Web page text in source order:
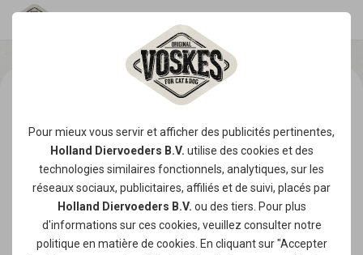
Pour mieux vous servir et afficher des publicités pertinentes,
Holland Diervoeders B.V. utilise des cookies et des
technologies similaires fonctionnels, analytiques, sur les
réseaux sociaux, publicitaires, affiliés et de suivi, placés par
Holland Diervoeders B.V. ou des tiers. Pour plus
d'informations sur ces cookies, veuillez consulter notre
politique en matière de cookies . En cliquant sur "Accepter